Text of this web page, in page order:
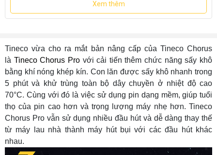
độ lau
- Chế độ hút: 74 dB
Dung tích bình
chứa nước
- Bình nước sạch: 850 ml
- Bình nước bẩn: 720 ml
Trọng lượng
- Chế độ lau: 5,1 Kg
- Chế độ hút: 1,9 Kg
Xuất xứ Trung Quốc
Bảo hành
Xem thêm
Tineco vừa cho ra mắt bản nâng cấp của Tineco Chorus
là Tineco Chorus Provới cải tiến thêm chức năng sấy khô
bằng khí nóng khép kín. Con lăn được sấy khô nhanh trong
5 phút và khử trùng toàn bộ dây chuyền ở nhiệt độ cao
70°C. Cùng với đó là việc sử dụng pin dạng mềm, giúp tuổi
thọ của pin cao hơn và trọng lượng máy nhẹ hơn. Tineco
Chorus Pro vẫn sử dụng nhiều đầu hút và dễ dàng thay thế
từ máy lau nhà thành máy hút bụi với các đầu hút khác
nhau.